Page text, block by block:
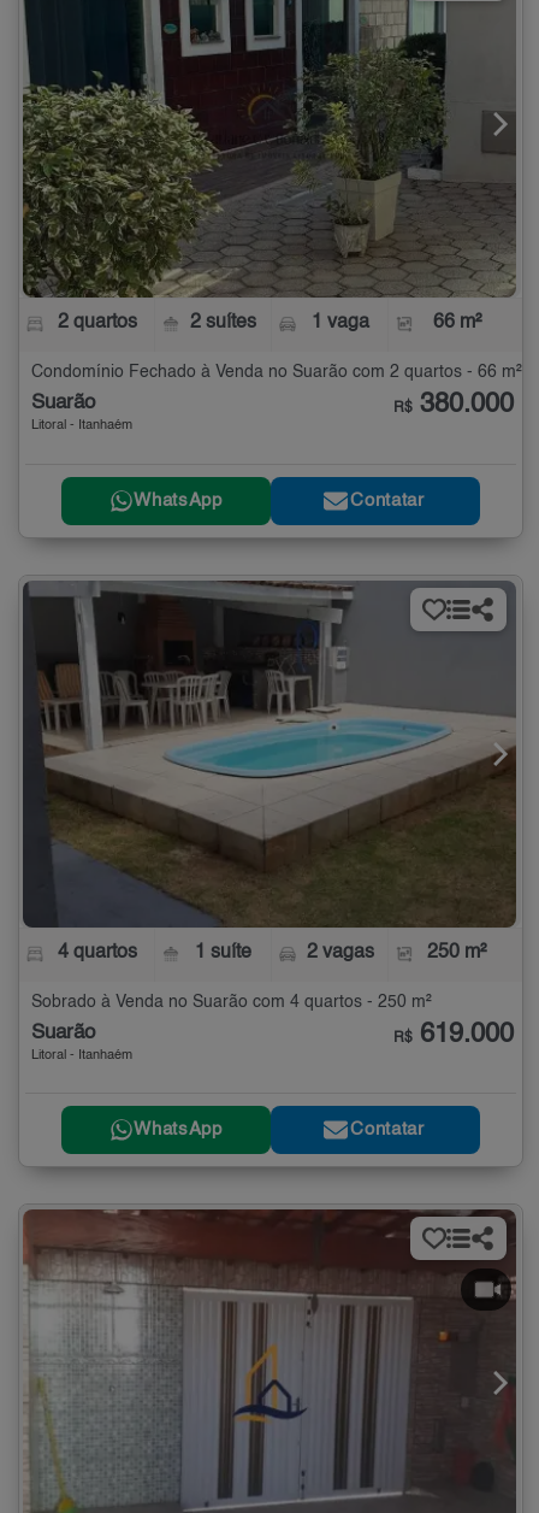
2 quartos 2 suítes 1 vaga 66 m²
Condomínio Fechado à Venda no Suarão com 2 quartos - 66 m²
Suarão
Litoral - Itanhaém
R$ 380.000
WhatsApp Contatar
4 quartos 1 suíte 2 vagas 250 m²
Sobrado à Venda no Suarão com 4 quartos - 250 m²
Suarão
Litoral - Itanhaém
R$ 619.000
WhatsApp Contatar